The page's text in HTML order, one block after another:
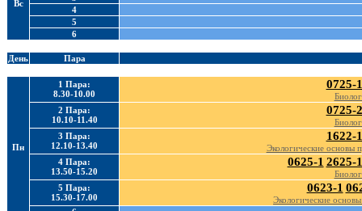
Вс
4
5
6
День Пара
Пн
1 Пара:
8.30-10.00
0725-1
2 Пара:
10.10-11.40
0725-2
3 Пара:
12.10-13.40
1622-1
Экологические основы
4 Пара:
13.50-15.20
0625-1 2625-1
5 Пара:
15.30-17.00
0623-1
Экологические